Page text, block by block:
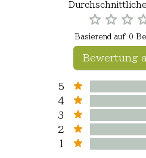
Basierend auf 0
Bewertung
5
4
3
2
1